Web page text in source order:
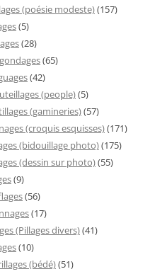
(poésie modeste)(157)
(5)
(28)
(65)
(42)
(people)(5)
(gamineries)(57)
(croquis esquisses)(171)
(bidouillage photo)(175)
(dessin sur photo)(55)
(9)
(56)
(17)
(Pillages divers)(41)
(10)
(bédé)(51)